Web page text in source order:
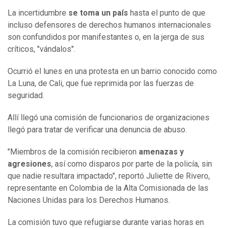
La incertidumbre se toma un país hasta el punto de que
incluso defensores de derechos humanos internacionales
son confundidos por manifestantes o, en la jerga de sus
críticos, "vándalos".
Ocurrió el lunes en una protesta en un barrio conocido como
La Luna, de Cali, que fue reprimida por las fuerzas de
seguridad.
Allí llegó una comisión de funcionarios de organizaciones
llegó para tratar de verificar una denuncia de abuso.
"Miembros de la comisión recibieron amenazas y
agresiones, así como disparos por parte de la policía, sin
que nadie resultara impactado", reportó Juliette de Rivero,
representante en Colombia de la Alta Comisionada de las
Naciones Unidas para los Derechos Humanos.
La comisión tuvo que refugiarse durante varias horas en